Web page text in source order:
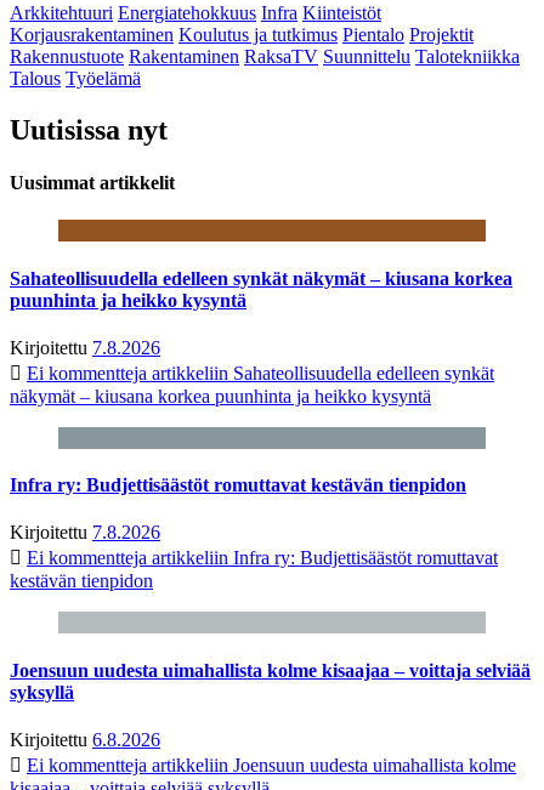
Arkkitehtuuri Energiatehokkuus Infra Kiinteistöt
Korjausrakentaminen Koulutus ja tutkimus Pientalo Projektit
Rakennustuote Rakentaminen RaksaTV Suunnittelu Talotekniikka
Talous Työelämä
Uutisissa nyt
Uusimmat artikkelit
Sahateollisuudella edelleen synkät näkymät – kiusana korkea
puunhinta ja heikko kysyntä
Kirjoitettu 7.8.2026
Ei kommentteja artikkeliin Sahateollisuudella edelleen synkät
näkymät – kiusana korkea puunhinta ja heikko kysyntä
Infra ry: Budjettisäästöt romuttavat kestävän tienpidon
Kirjoitettu 7.8.2026
Ei kommentteja artikkeliin Infra ry: Budjettisäästöt romuttavat
kestävän tienpidon
Joensuun uudesta uimahallista kolme kisaajaa – voittaja selviää
syksyllä
Kirjoitettu 6.8.2026
Ei kommentteja artikkeliin Joensuun uudesta uimahallista kolme